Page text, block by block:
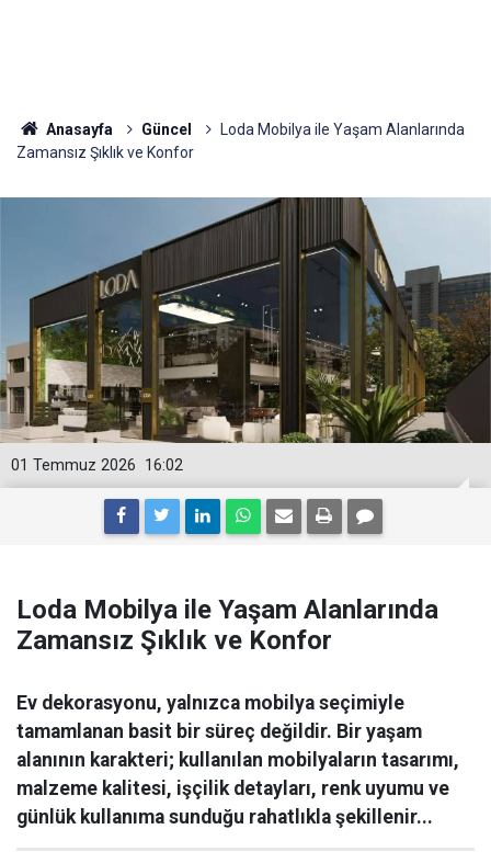
Anasayfa Güncel
Loda Mobilya ile Yaşam Alanlarında
Zamansız Şıklık ve Konfor
16:02
01 Temmuz 2026
Loda Mobilya ile Yaşam Alanlarında
Zamansız Şıklık ve Konfor
Ev dekorasyonu, yalnızca mobilya seçimiyle
tamamlanan basit bir süreç değildir. Bir yaşam
alanının karakteri; kullanılan mobilyaların tasarımı,
malzeme kalitesi, işçilik detayları, renk uyumu ve
günlük kullanıma sunduğu rahatlıkla şekillenir...